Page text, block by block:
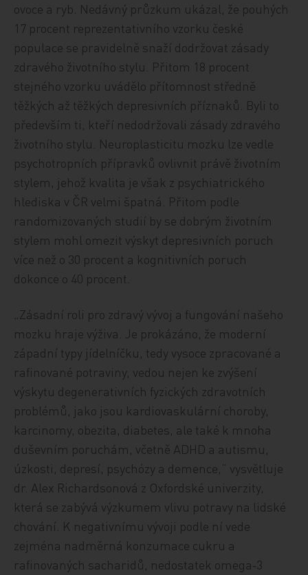
ovoce a ryb. Nedávný průzkum ukázal, že pouhých
17 procent reprezentativního vzorku české
populace se pravidelně snaží dodržovat zásady
zdravého životního stylu. Přitom 18 procent
stejného vzorku uvádělo přítomnost středně
těžkých až těžkých depresivních příznaků. Byli to
především ti, kteří nedodržovali zásady zdravého
životního stylu. Neuroplasticitu mozku lze vedle
psychotropních přípravků ovlivnit právě životním
stylem, jehož kvalita je však z psychiatrického
hlediska v ČR velmi špatná. Přitom podle
randomizovaných studií by se dobrým životním
stylem mohl omezit výskyt depresivních poruch
více než o 30 procent a kognitivních poruch
dokonce o 40 procent.
„Zásadní roli pro zdravý vývoj a fungování našeho
mozku hraje výživa. Je prokázáno, že moderní
západní typy jídelníčku, tedy vysoce zpracované a
rafinované potraviny, vedou nejen ke zvýšení
výskytu degenerativních fyzických zdravotních
problémů, jako jsou kardiovaskulární choroby,
karcinomy, obezita, diabetes, ale také k mnoha
duševním poruchám, včetně ADHD a autismu,
úzkosti, depresí, psychózy a demence,“ vysvětluje
dr. Alex Richardsonová z Oxfordské univerzity,
která se zabývá výzkumem vlivu potravy na lidské
chování. K negativnímu vývoji podle ní vede
zejména nadměrná konzumace cukru a
rafinovaných sacharidů, nedostatek omega‑3